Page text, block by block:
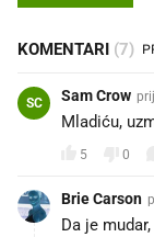
KOMENTARI (7)
SC Sam Crow
Mladiću,
5 0
Brie Carson
Da je